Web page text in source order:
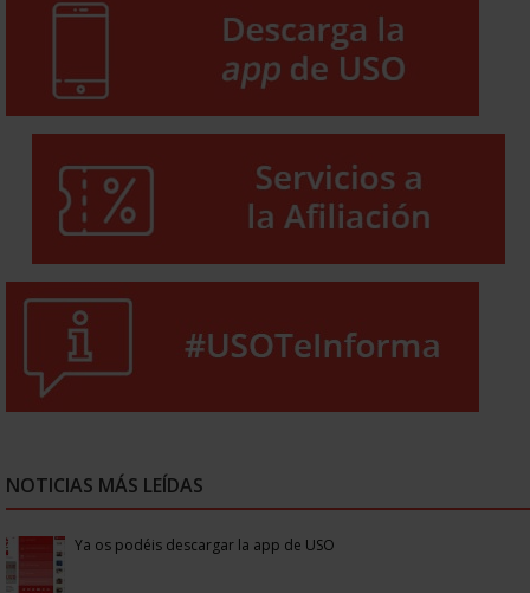
NOTICIAS MÁS LEÍDAS
Ya os podéis descargar la app de USO